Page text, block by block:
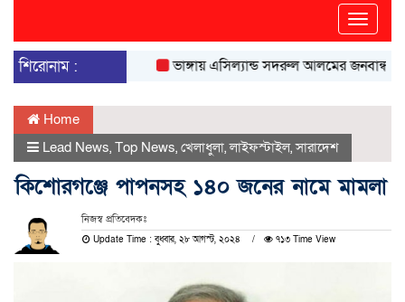
Toggle
শিরোনাম :
ভাঙ্গায় এসিল্যান্ড সদরুল আলমের জনবান্ধব
Home
Lead News, Top News, খেলাধুলা,লাইফস্টাইল,সারাদেশ
কিশোরগঞ্জে পাপনসহ ১৪০ জনের নামে মামলা
নিজস্ব প্রতিবেদকঃ
Update Time : বুধবার, ২৮ আগস্ট, ২০২৪ ৭১৩ Time View